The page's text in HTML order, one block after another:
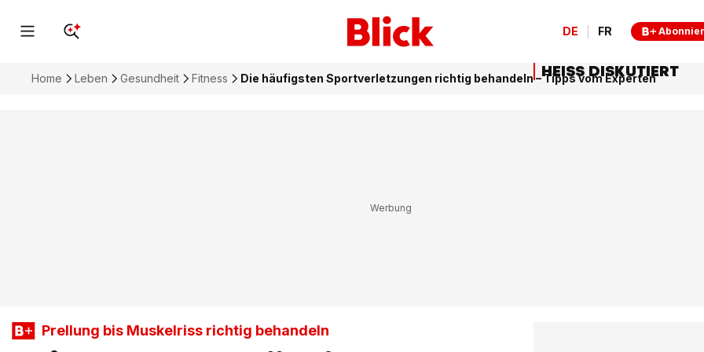
DE FR
Home Leben Gesundheit Fitness Die häufigsten Sportverletzungen richtig behandeln – Tipps vom Experten
Prellung bis Muskelriss richtig behandeln
HEISS DISKUTIERT